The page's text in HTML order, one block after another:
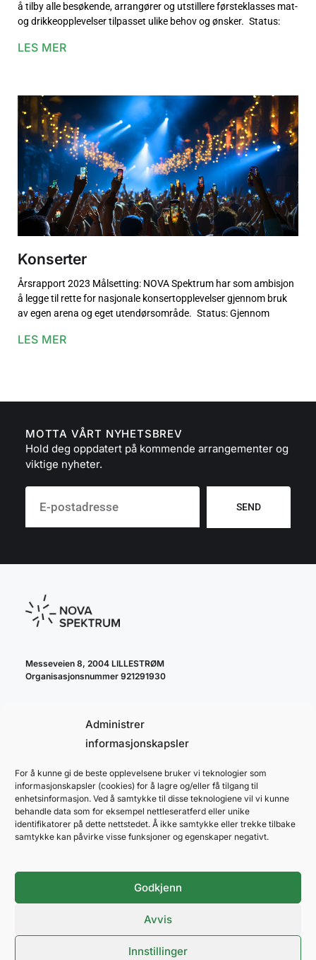
Administrer
informasjonskapsler
For å kunne gi de beste opplevelsene bruker vi teknologier som
informasjonskapsler (cookies) for å lagre og/eller få tilgang til
enhetsinformasjon. Ved å samtykke til disse teknologiene vil vi kunne
behandle data som for eksempel nettleseratferd eller unike
identifikatorer på dette nettstedet. Å ikke samtykke eller trekke tilbake
samtykke kan påvirke visse funksjoner og egenskaper negativt.
Godkjenn
Avvis
Innstillinger
å tilby alle besøkende, arrangører og utstillere førsteklasses mat-
og drikkeopplevelser tilpasset ulike behov og ønsker. Status:
LES MER
Konserter
Årsrapport 2023 Målsetting: NOVA Spektrum har som ambisjon
å legge til rette for nasjonale konsertopplevelser gjennom bruk
av egen arena og eget utendørsområde. Status: Gjennom
LES MER
MOTTA VÅRT NYHETSBREV
Hold deg oppdatert på kommende arrangementer og
viktige nyheter.
SEND
Messeveien 8, 2004 LILLESTRØM
Organisasjonsnummer 921291930
cookie policy
personvernerklæring
ARENAPARTNER